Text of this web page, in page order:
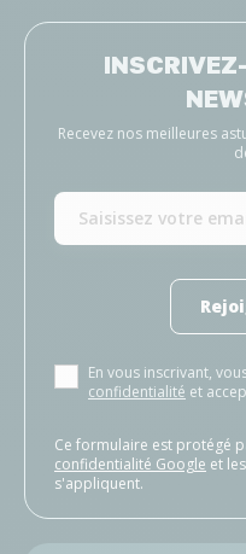
Recevez nos meilleures
En vous inscrivant,
confidentialité et
Ce formulaire est protégé
confidentialité Google et les
s'appliquent.